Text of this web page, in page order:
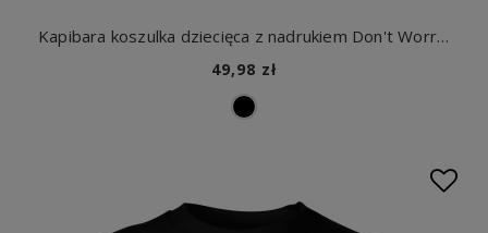
Kapibara koszulka dziecięca z nadrukiem Don't Worry Be Capy
49,98 zł